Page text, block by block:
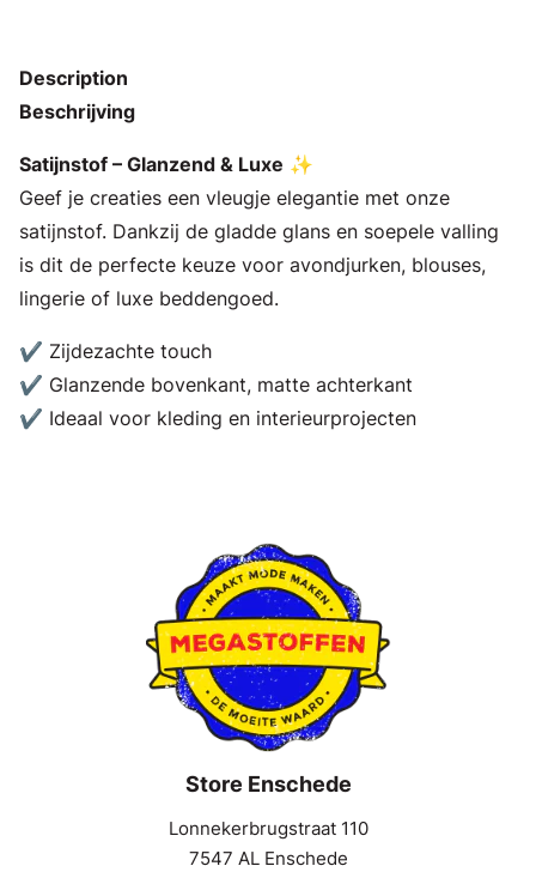
Description
Beschrijving
Satijnstof – Glanzend & Luxe ✨
Geef je creaties een vleugje elegantie met onze
satijnstof. Dankzij de gladde glans en soepele valling
is dit de perfecte keuze voor avondjurken, blouses,
lingerie of luxe beddengoed.
✔ Zijdezachte touch
✔ Glanzende bovenkant, matte achterkant
✔ Ideaal voor kleding en interieurprojecten
Store Enschede
Lonnekerbrugstraat 110
7547 AL Enschede